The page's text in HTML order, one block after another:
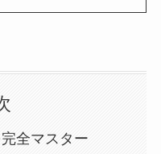
全マスター